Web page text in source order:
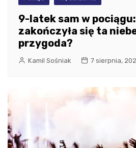
9-latek sam w
zakończyła się ta
przygoda?
Kamil Sośniak 7 sierpnia,